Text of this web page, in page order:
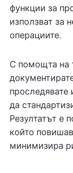
функции за
използват за
операциите.
С помощта на
проследявате
да
Резултатът е
който
минимизира